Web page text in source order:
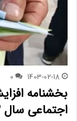
1403-02-18
0
بخشنامه
اجتماعی سال 1403